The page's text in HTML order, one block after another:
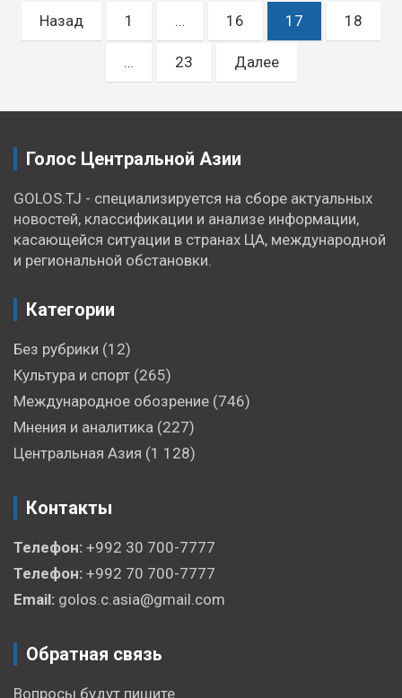
Пагинация
записей
Назад 1 … 16 17 18
… 23 Далее
Голос Центральной Азии
GOLOS.TJ - специализируется на сборе актуальных
новостей, классификации и анализе информации,
касающейся ситуации в странах ЦА, международной
и региональной обстановки.
Категории
Без рубрики (12)
Культура и спорт (265)
Международное обозрение (746)
Мнения и аналитика (227)
Центральная Азия (1 128)
Контакты
Телефон: +992 30 700-7777
Телефон: +992 70 700-7777
Email: golos.c.asia@gmail.com
Обратная связь
Вопросы будут пишите